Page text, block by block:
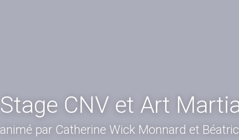
Stage CNV et Art
animé par Catherine Wick Monnard et